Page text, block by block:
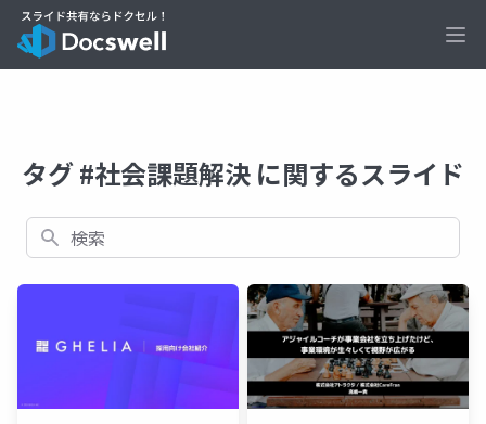
タグ #社会課題解決 に関するスライド
検索